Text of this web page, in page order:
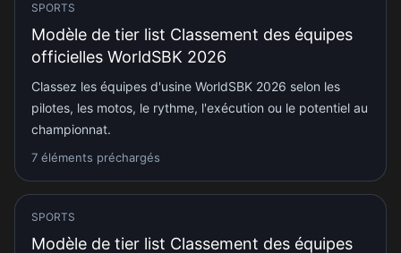
SPORTS
Modèle de tier list Classement des équipes
officielles WorldSBK 2026
Classez les équipes d'usine WorldSBK 2026 selon les
pilotes, les motos, le rythme, l'exécution ou le potentiel au
championnat.
7 éléments préchargés
SPORTS
Modèle de tier list Classement des équipes